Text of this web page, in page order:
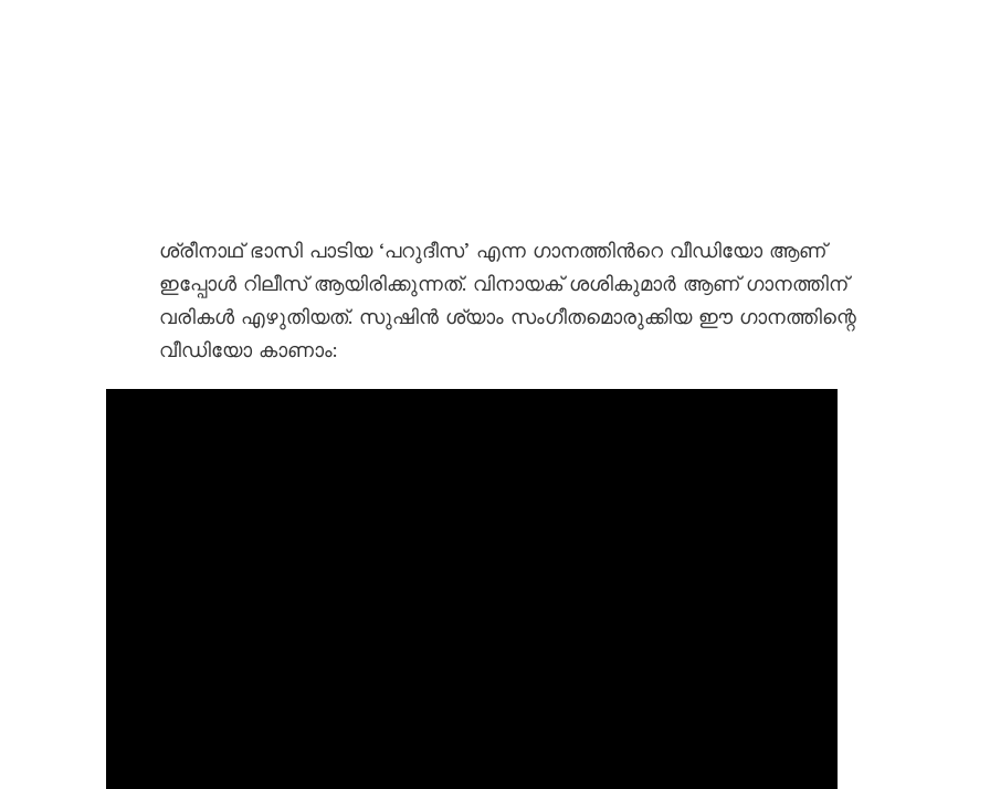
ശ്രീനാഥ് ഭാസി പാടിയ ‘പറുദീസ’ എന്ന ഗാനത്തിന്‍റെ വീഡിയോ ആണ്
ഇപ്പോൾ റിലീസ് ആയിരിക്കുന്നത്. വിനായക് ശശികുമാർ ആണ് ഗാനത്തിന്
വരികൾ എഴുതിയത്. സുഷിൻ ശ്യാം സംഗീതമൊരുക്കിയ ഈ ഗാനത്തിന്റെ
വീഡിയോ കാണാം: